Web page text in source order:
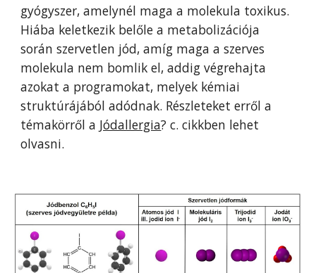
gyógyszer, amelynél maga a molekula toxikus.
Hiába keletkezik belőle a metabolizációja
során szervetlen jód, amíg maga a szerves
molekula nem bomlik el, addig végrehajta
azokat a programokat, melyek kémiai
struktúrájából adódnak. Részleteket erről a
témakörről a Jódallergia? c. cikkben lehet
olvasni.